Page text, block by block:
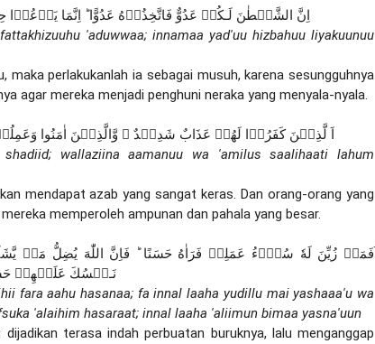
اِنَّ الشَّيۡطٰنَ لَـكُمۡ عَدُوٌّ فَاتَّخِذُوۡهُ عَدُوًّا ؕ اِنَّمَا
'aduwwaa; innamaa yad'uu hizbahuu liyakuunuu
maka perlakukanlah ia sebagai musuh, karena sesungguhnya
agar mereka menjadi penghuni neraka yang menyala-nyala.
اَ لَّذِيۡنَ كَفَرُوۡا لَهُمۡ عَذَابٌ شَدِيۡدٌ ۖ وَّالَّذِيۡنَ اٰمَنُوا
wallaziina aamanuu wa 'amilus saalihaati lahum
mendapat azab yang sangat keras. Dan orang-orang yang
memperoleh ampunan dan pahala yang besar.
نَـفۡسُكَ عَلَيۡهِمۡ
fara aahu hasanaa; fa innal laaha yudillu mai yashaaa'u wa
'alaihim hasaraat; innal laaha 'aliimun bimaa yasna'uun
terasa indah perbuatan buruknya, lalu menganggap